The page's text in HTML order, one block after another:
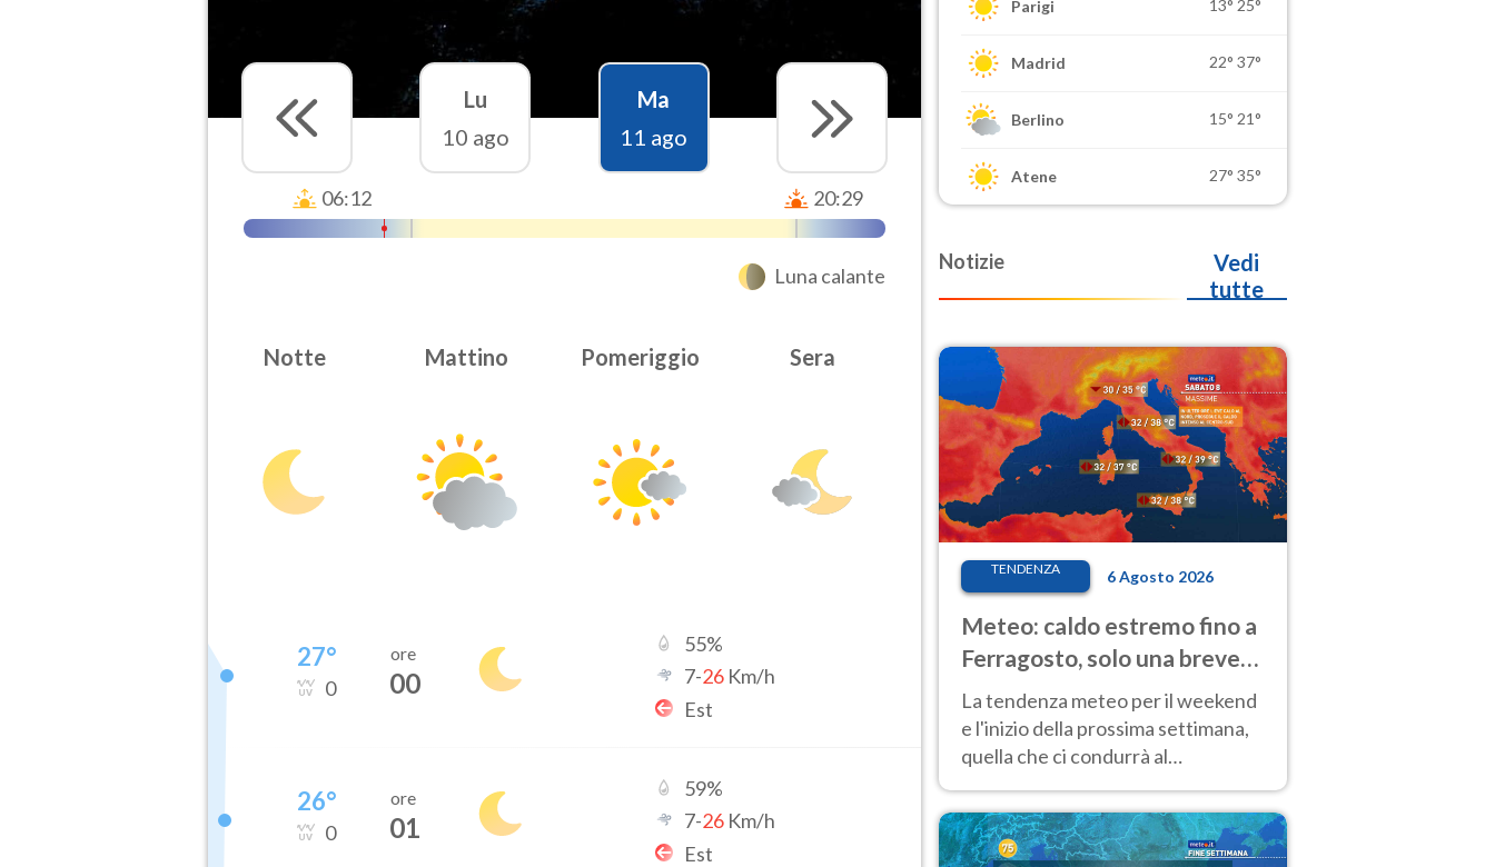
Lu
10 ago
Ma
11 ago
06:12 20:29
Luna calante
Notte Mattino Pomeriggio Sera
27°
0
ore
00
55%
7-26 Km/h
Est
26°
0
ore
01
59%
7-26 Km/h
Est
Parigi 13° 25°
Madrid 22° 37°
Berlino 15° 21°
Atene 27° 35°
Notizie
Vedi
tutte
TENDENZA 6 Agosto 2026
Meteo: caldo estremo fino a
Ferragosto, solo una breve
pausa. Ecco dove
La tendenza meteo per il weekend
e l'inizio della prossima settimana,
quella che ci condurrà al
temperature molto elevate